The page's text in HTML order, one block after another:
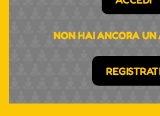
NON HAI ANCORA UN
REGISTRATI